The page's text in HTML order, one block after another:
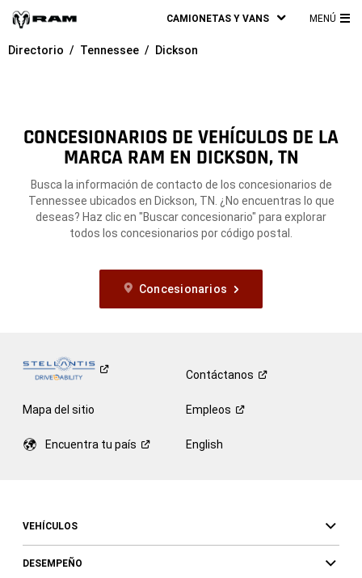
CAMIONETAS Y VANS MENÚ
Directorio Tennessee Dickson
CONCESIONARIOS DE VEHÍCULOS DE LA
MARCA RAM EN DICKSON, TN
Busca la información de contacto de los concesionarios de
Tennessee ubicados en Dickson, TN. ¿No encuentras lo que
deseas? Haz clic en "Buscar concesionario" para explorar
todos los concesionarios por código postal.
Concesionarios
Contáctanos
Mapa del sitio Empleos
Encuentra tu país English
VEHÍCULOS
DESEMPEÑO